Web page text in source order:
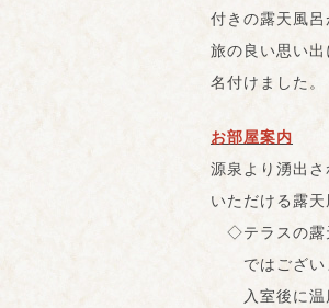
付きの露天風呂
旅の良い思い
名付けました。
お部屋案内
源泉より湧出
いただける露天
◇テラスの露
ではござい
入室後に温度